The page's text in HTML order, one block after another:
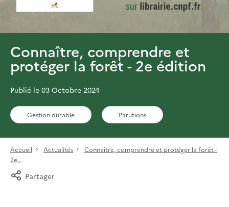
Connaître, comprendre et
protéger la forêt - 2e édition
Publié le 03 Octobre 2024
Gestion durable Parutions
Accueil Actualités
Connaître, comprendre et protéger la forêt -
2e...
Partager